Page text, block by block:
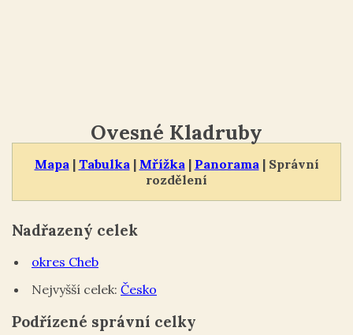
Mapa | Tabulka | Mřížka | Panorama | Správní
rozdělení
Ovesné Kladruby
Nadřazený celek
okres Cheb
Nejvyšší celek: Česko
Podřízené správní celky